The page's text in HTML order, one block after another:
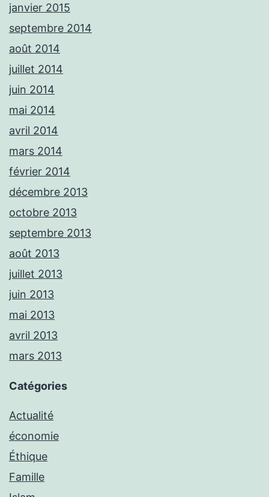
janvier 2015
septembre 2014
août 2014
juillet 2014
juin 2014
mai 2014
avril 2014
mars 2014
février 2014
décembre 2013
octobre 2013
septembre 2013
août 2013
juillet 2013
juin 2013
mai 2013
avril 2013
mars 2013
Catégories
Actualité
économie
Éthique
Famille